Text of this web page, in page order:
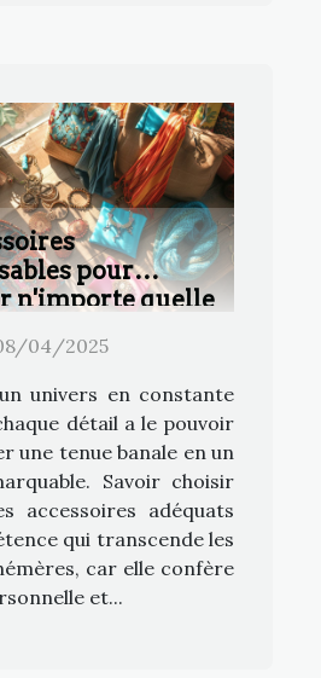
pour
n'importe quelle
et les agencer
04/2025
univers en constante
détail a le pouvoir
une tenue banale en un
Savoir choisir
accessoires adéquats
qui transcende les
car elle confère
et...